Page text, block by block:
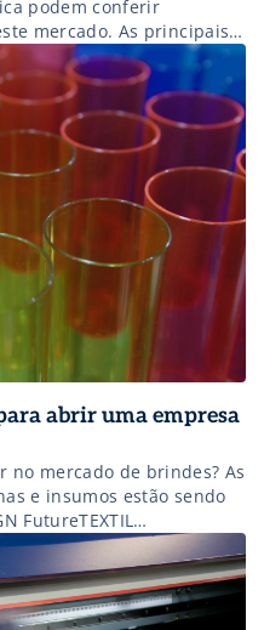
podem conferir
mercado. As principais
novidades em
para investir e
de grandes
de reprodução de
independente dos […]
abrir uma empresa
no mercado de brindes? As
e insumos estão sendo
FutureTEXTIL
do mercado. De
abrir um negócio neste
uma impressora a
O valor inicial varia de […]